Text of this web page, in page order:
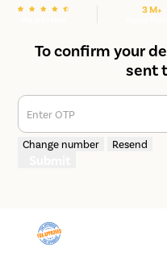
3 M+
To confirm your
sent
Enter OTP
Change number Resend